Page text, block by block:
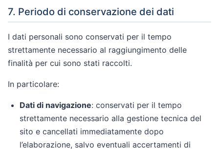
7. Periodo di conservazione dei dati
I dati personali sono conservati per il tempo
strettamente necessario al raggiungimento delle
finalità per cui sono stati raccolti.
In particolare:
Dati di navigazione: conservati per il tempo
strettamente necessario alla gestione tecnica del
sito e cancellati immediatamente dopo
l’elaborazione, salvo eventuali accertamenti di